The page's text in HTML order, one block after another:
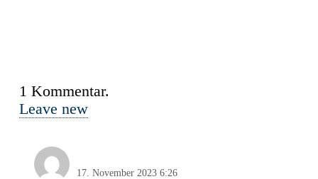
1 Kommentar.
Leave new
17. November 2023 6:26